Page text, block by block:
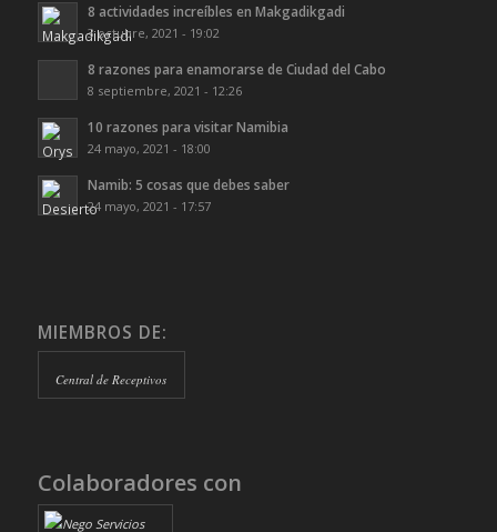
8 actividades increíbles en Makgadikgadi
3 octubre, 2021 - 19:02
8 razones para enamorarse de Ciudad del Cabo
8 septiembre, 2021 - 12:26
10 razones para visitar Namibia
24 mayo, 2021 - 18:00
Namib: 5 cosas que debes saber
24 mayo, 2021 - 17:57
MIEMBROS DE:
Central de Receptivos
Colaboradores con